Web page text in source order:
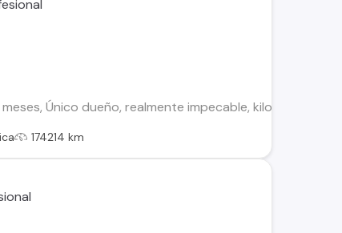
meses, Único dueño, realmente impecable, kilometraje
174214 km